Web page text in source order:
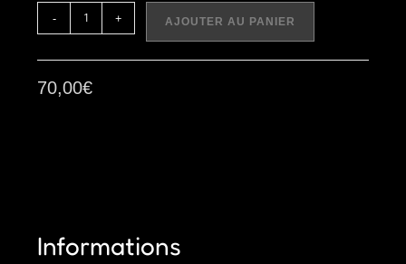
quantité
de
d'échecs
- + AJOUTER AU PANIER
70,00€
Informations